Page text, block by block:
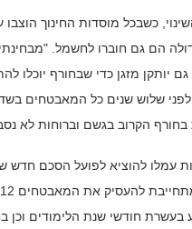
כשבכל מוסדות החינוך
הם גם חוברו לחשמל.
יותקן מזגן כדי שבחורף יוכלו
שלוש שנים כל המאבטחים
הקרוב בגשם וברוחות לא
עמלו להוציא לפועל הסכם
בעשרת חודשי שנת הלימודים וכן